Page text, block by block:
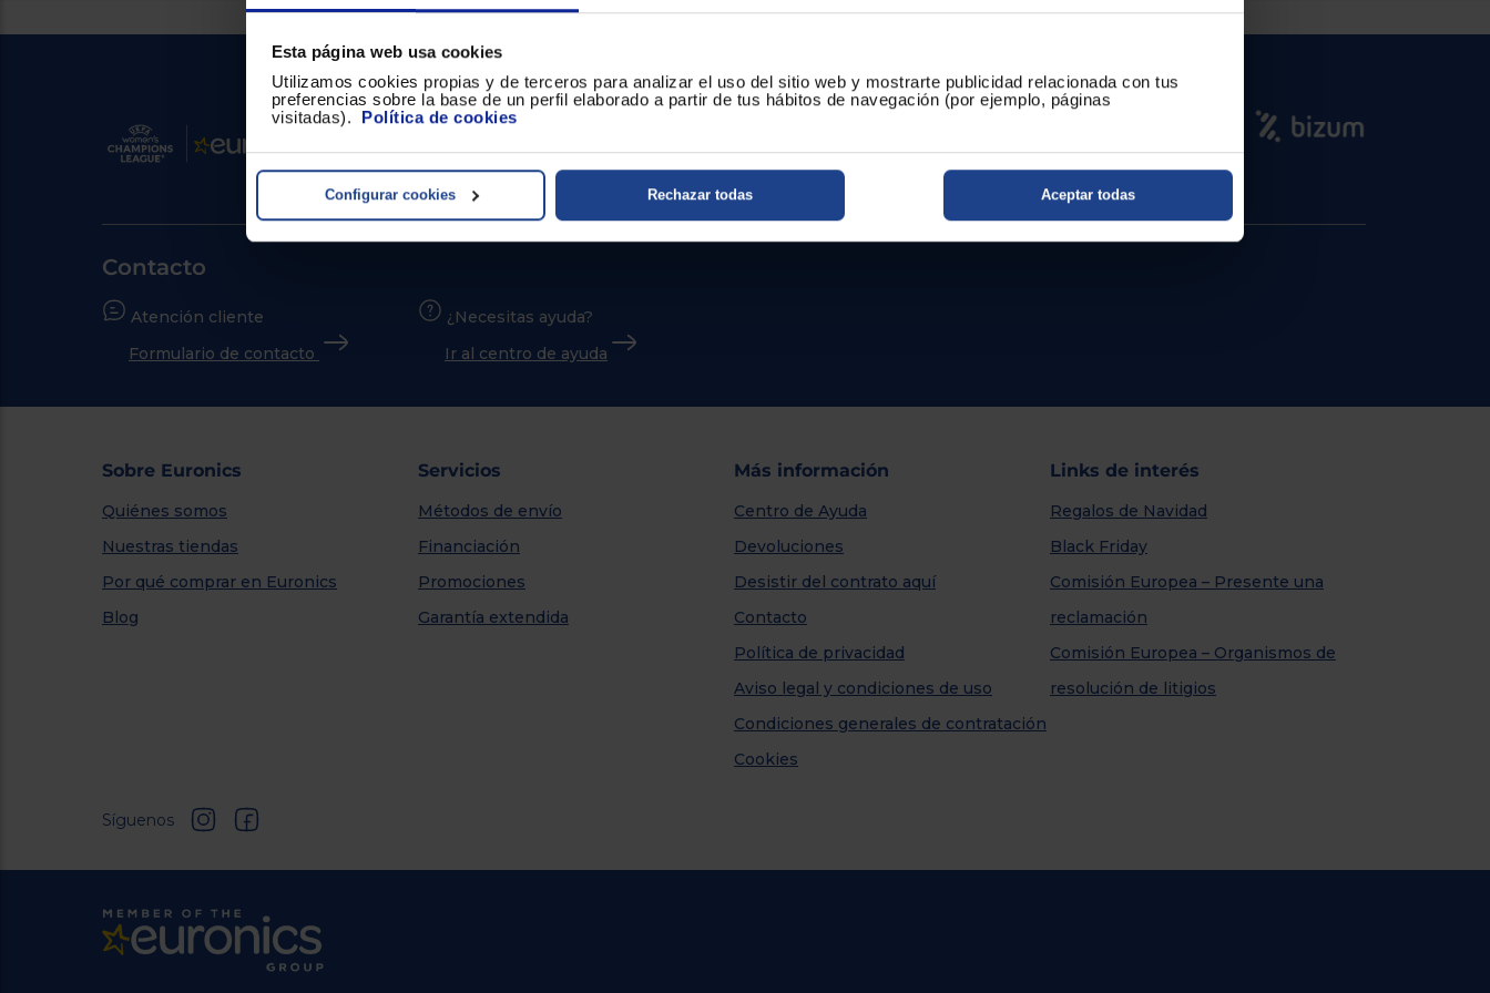
Esta página web usa cookies
Utilizamos cookies propias y de terceros para analizar el uso del sitio web y mostrarte publicidad relacionada con tus
preferencias sobre la base de un perfil elaborado a partir de tus hábitos de navegación (por ejemplo, páginas
visitadas). Política de cookies
Rechazar todas
Configurar cookies Aceptar todas
Contacto
Atención cliente
Formulario de contacto
¿Necesitas ayuda?
Ir al centro de ayuda
Sobre Euronics
Quiénes somos
Nuestras tiendas
Por qué comprar en Euronics
Blog
Servicios
Métodos de envío
Financiación
Promociones
Garantía extendida
Más información
Centro de Ayuda
Devoluciones
Desistir del contrato aquí
Contacto
Política de privacidad
Aviso legal y condiciones de uso
Condiciones generales de contratación
Cookies
Links de interés
Regalos de Navidad
Black Friday
Comisión Europea – Presente una
reclamación
Comisión Europea – Organismos de
resolución de litigios
Síguenos